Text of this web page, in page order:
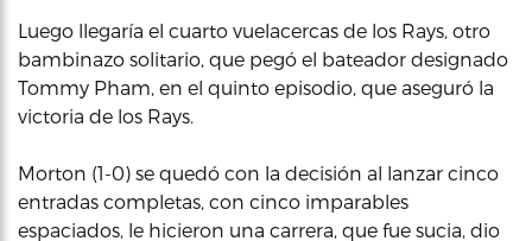
Luego llegaría el cuarto vuelacercas de los Rays, otro
bambinazo solitario, que pegó el bateador designado
Tommy Pham, en el quinto episodio, que aseguró la
victoria de los Rays.
Morton (1-0) se quedó con la decisión al lanzar cinco
entradas completas, con cinco imparables
espaciados, le hicieron una carrera, que fue sucia, dio